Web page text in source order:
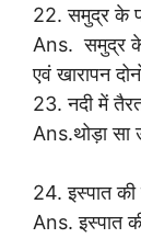
22. समुद्र के
Ans. समुद्र के
एवं खारापन
23. नदी में
Ans.थोड़ा सा
24. इस्पात की
Ans. इस्पात